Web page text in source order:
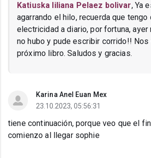
Katiuska liliana Pelaez bolivar, Ya
agarrando el hilo, recuerda que
electricidad a diario, por fortuna, ayer
no hubo y pude escribir corrido!!
próximo libro. Saludos y gracias.
Karina Anel Euan Mex
23.10.2023, 05:56:31
tiene continuación, porque veo que el
comienzo al llegar sophie